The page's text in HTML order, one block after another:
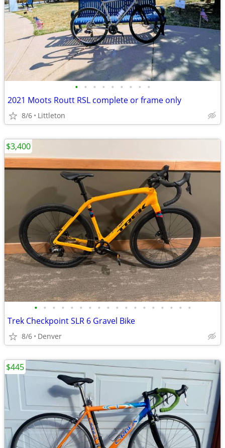
• • • • • • • • •
2021 Moots Routt RSL complete or frame only
8/6 Littleton
• • • • • • • • • • • • • • • • • •
Trek Checkpoint SLR 6 Gravel Bike
8/6 Denver
$3,400
$445